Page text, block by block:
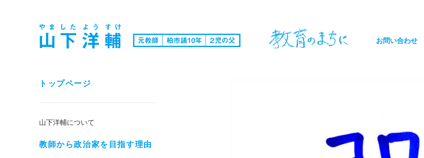
お問い合わせ
トップページ
山下洋輔について
教師から政治家を目指す理由